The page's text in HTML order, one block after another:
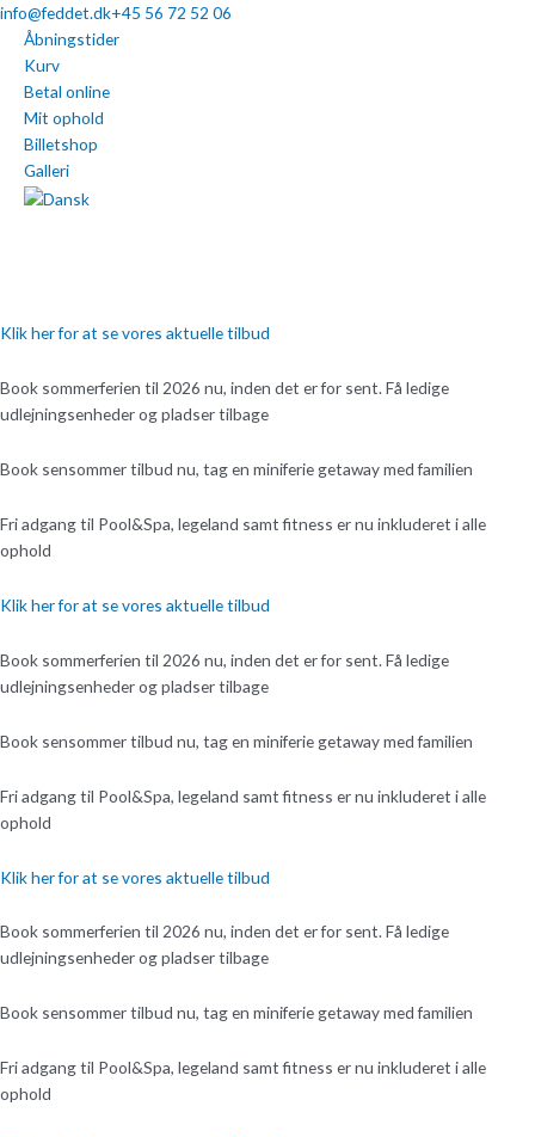
Gå
indholdet
info@feddet.dk+45 56 72 52 06
Åbningstider
Kurv
Betal online
Mit ophold
Billetshop
Galleri
Klik her for at se vores aktuelle tilbud
Book sommerferien til 2026 nu, inden det er for sent. Få ledige
udlejningsenheder og pladser tilbage
Book sensommer tilbud nu, tag en miniferie getaway med familien
Fri adgang til Pool&Spa, legeland samt fitness er nu inkluderet i alle
ophold
Klik her for at se vores aktuelle tilbud
Book sommerferien til 2026 nu, inden det er for sent. Få ledige
udlejningsenheder og pladser tilbage
Book sensommer tilbud nu, tag en miniferie getaway med familien
Fri adgang til Pool&Spa, legeland samt fitness er nu inkluderet i alle
ophold
Klik her for at se vores aktuelle tilbud
Book sommerferien til 2026 nu, inden det er for sent. Få ledige
udlejningsenheder og pladser tilbage
Book sensommer tilbud nu, tag en miniferie getaway med familien
Fri adgang til Pool&Spa, legeland samt fitness er nu inkluderet i alle
ophold